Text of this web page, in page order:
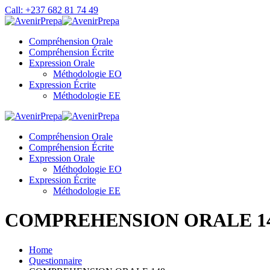
Skip
to
Call: +237 682 81 74 49
Compréhension Orale
Compréhension Écrite
Expression Orale
Méthodologie EO
Expression Écrite
Méthodologie EE
Compréhension Orale
Compréhension Écrite
Expression Orale
Méthodologie EO
Expression Écrite
Méthodologie EE
COMPREHENSION ORALE
Home
Questionnaire